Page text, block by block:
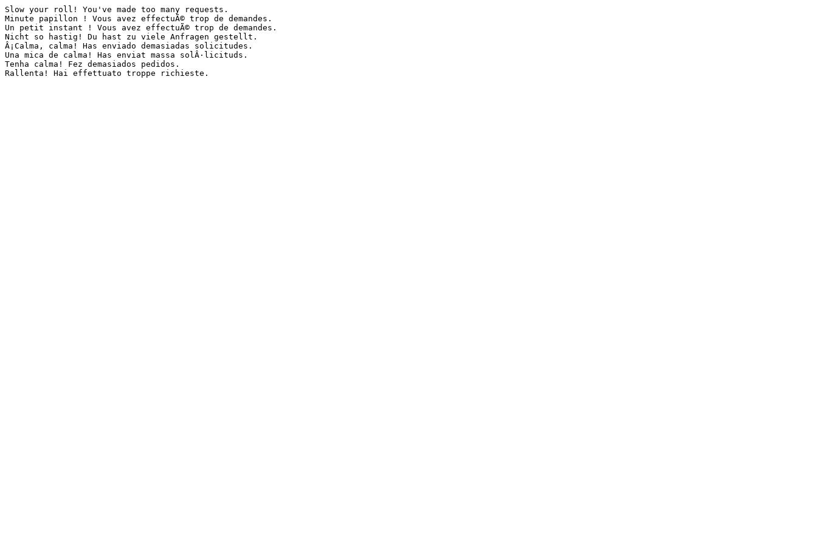
Slow your roll! You've made too many requests.
Minute papillon ! Vous avez effectuÃ© trop de demandes.
Un petit instant ! Vous avez effectuÃ© trop de demandes.
Nicht so hastig! Du hast zu viele Anfragen gestellt.
Â¡Calma, calma! Has enviado demasiadas solicitudes.
Una mica de calma! Has enviat massa solÂ·licituds.
Tenha calma! Fez demasiados pedidos.
Rallenta! Hai effettuato troppe richieste.